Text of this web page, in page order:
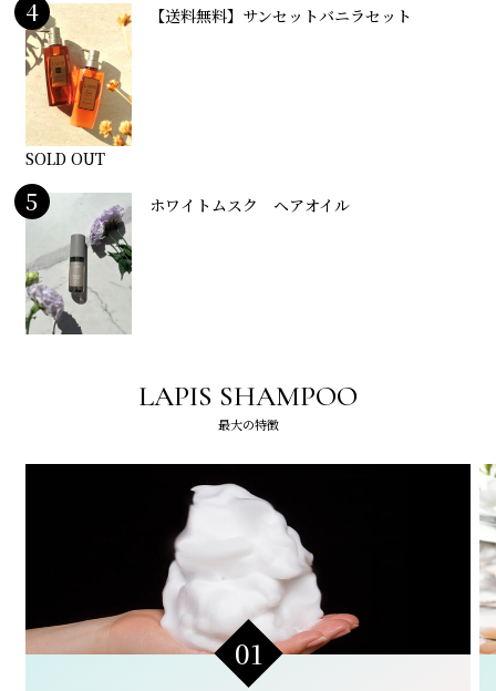
4
SOLD OUT
【送料無料】サンセットバニラセット
5 ホワイトムスク ヘアオイル
LAPIS SHAMPOO
最大の特徴
01